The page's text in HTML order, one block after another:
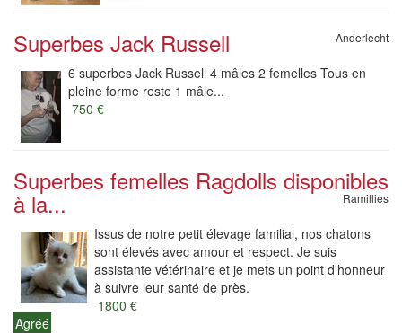
Superbes Jack Russell Anderlecht
6 superbes Jack Russell 4 mâles 2 femelles Tous en
pleine forme reste 1 mâle...
750 €
Superbes femelles Ragdolls disponibles
à la... Ramillies
Issus de notre petit élevage familial, nos chatons
sont élevés avec amour et respect. Je suis
assistante vétérinaire et je mets un point d'honneur
à suivre leur santé de près.
1800 €
Agréé